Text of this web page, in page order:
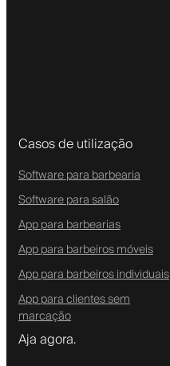
Casos de utilização
Software para barbearia
Software para salão
App para barbearias
App para barbeiros móveis
App para barbeiros individuais
App para clientes sem
marcação
Aja agora.